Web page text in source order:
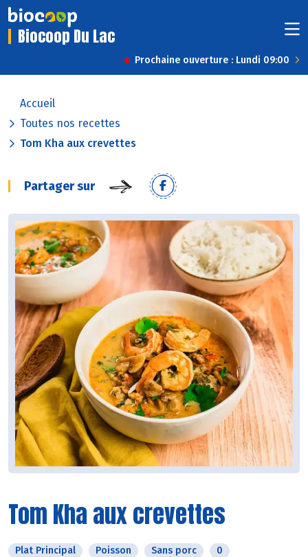
Biocoop Du Lac
Prochaine ouverture : Lundi 09:00
Accueil
Toutes nos recettes
Tom Kha aux crevettes
Partager sur
Tom Kha aux crevettes
Plat Principal Poisson Sans porc 0